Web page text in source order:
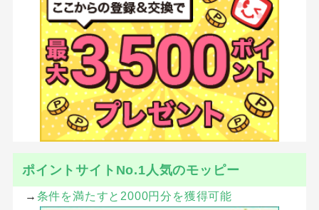
ポイントサイトNo.1人気のモッピー
→ 条件を満たすと2000円分を獲得可能